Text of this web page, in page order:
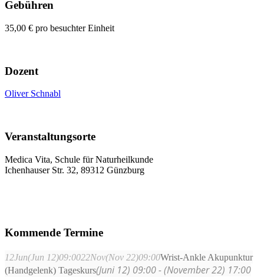
Gebühren
35,00 € pro besuchter Einheit
Dozent
Oliver Schnabl
Veranstaltungsorte
Medica Vita, Schule für Naturheilkunde
Ichenhauser Str. 32, 89312 Günzburg
Kommende Termine
12Jun(Jun 12)09:0022Nov(Nov 22)09:00Wrist-Ankle Akupunktur
(Handgelenk) Tageskurs(Juni 12) 09:00 - (November 22) 17:00